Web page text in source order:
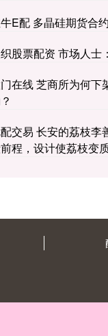
E配 多晶硅期货合
股票配资 市场人士
在线 芝商所为何下
交易 长安的荔枝李
程，设计使荔枝变